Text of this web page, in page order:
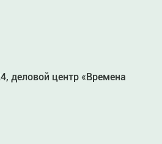
деловой центр «Времена